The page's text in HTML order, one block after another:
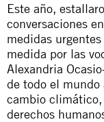
Este año,
conversaciones
medidas
medida por las
Alexandria
de todo el mundo
cambio climático,
derechos